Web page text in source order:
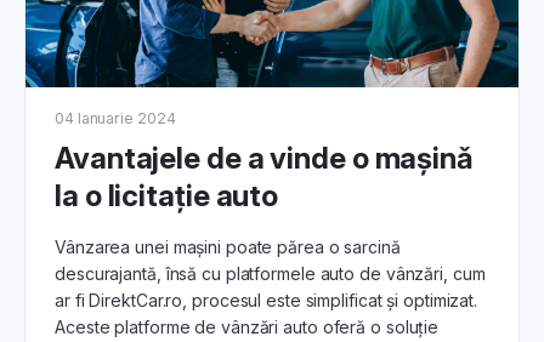
04 Ianuarie 2024
Avantajele de a vinde o mașinǎ
la o licitație auto
Vânzarea unei mașini poate părea o sarcină
descurajantă, însă cu platformele auto de vânzări, cum
ar fi DirektCar.ro, procesul este simplificat și optimizat.
Aceste platforme de vânzări auto oferă o soluție